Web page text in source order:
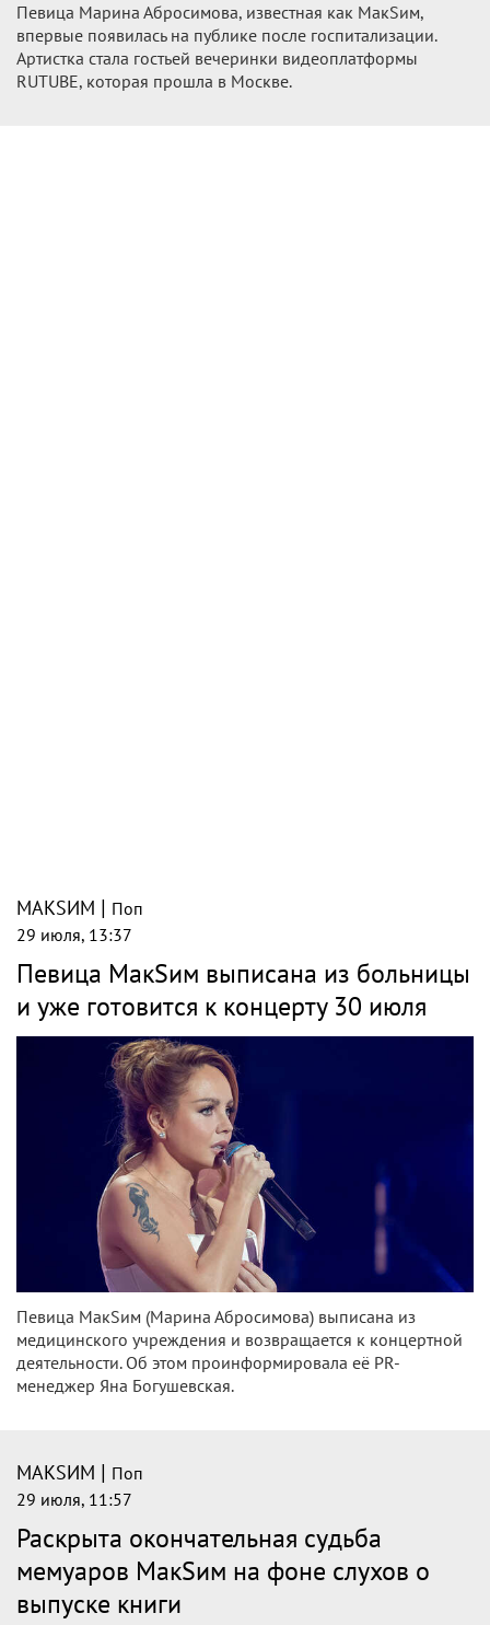
Певица Марина Абросимова, известная как МакSим,
впервые появилась на публике после госпитализации.
Артистка стала гостьей вечеринки видеоплатформы
RUTUBE, которая прошла в Москве.
МАКSИМ | Поп
29 июля, 13:37
Певица МакSим выписана из больницы
и уже готовится к концерту 30 июля
Певица МакSим (Марина Абросимова) выписана из
медицинского учреждения и возвращается к концертной
деятельности. Об этом проинформировала её PR-
менеджер Яна Богушевская.
МАКSИМ | Поп
29 июля, 11:57
Раскрыта окончательная судьба
мемуаров МакSим на фоне слухов о
выпуске книги